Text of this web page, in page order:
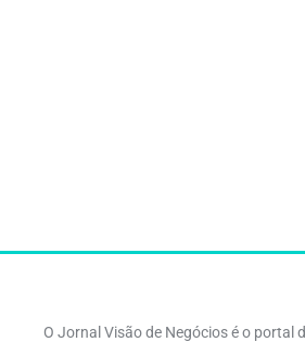
O Jornal Visão de Negócios é o portal